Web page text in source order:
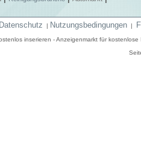
Datenschutz | Nutzungsbedingungen |
inserieren - Anzeigenmarkt für